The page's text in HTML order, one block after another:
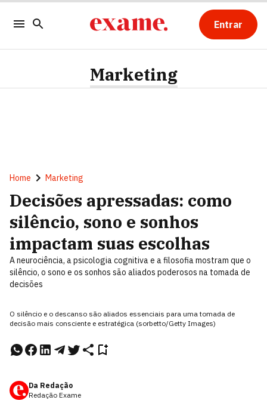
Entrar
Marketing
Home Marketing
Decisões apressadas: como
silêncio, sono e sonhos
impactam suas escolhas
A neurociência, a psicologia cognitiva e a filosofia mostram que o
silêncio, o sono e os sonhos são aliados poderosos na tomada de
decisões
O silêncio e o descanso são aliados essenciais para uma tomada de
decisão mais consciente e estratégica (sorbetto/Getty Images)
Da Redação
Redação Exame